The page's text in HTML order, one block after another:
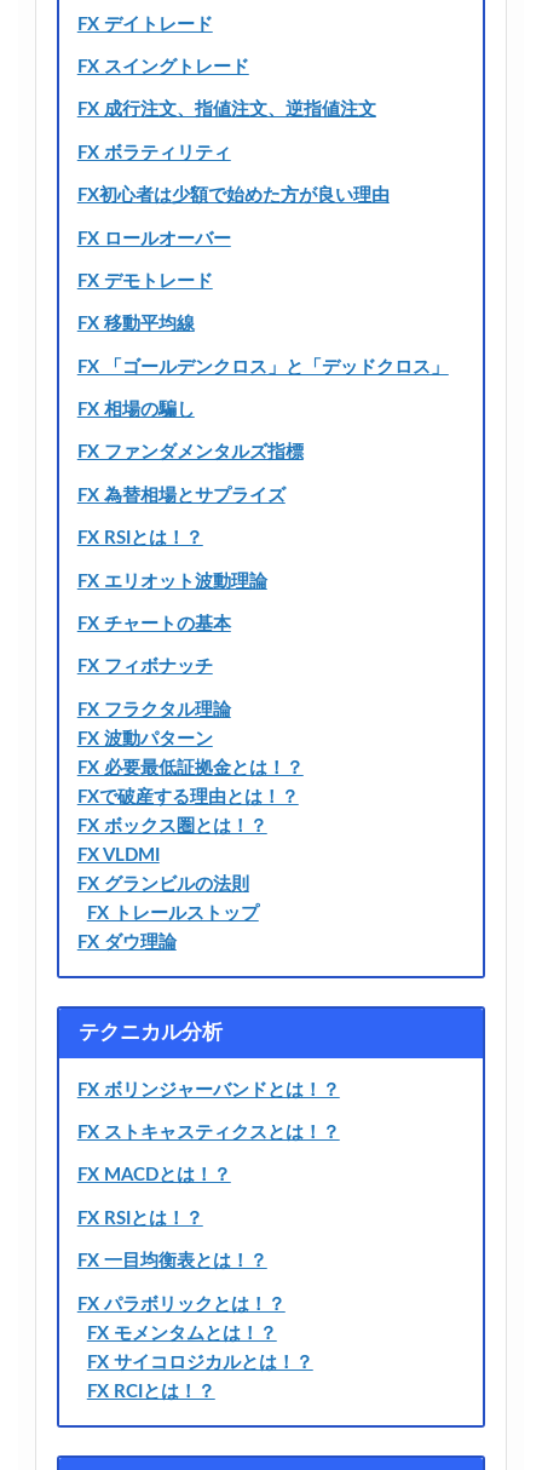
FX デイトレード
FX スイングトレード
FX 成行注文、指値注文、逆指値注文
FX ボラティリティ
FX初心者は少額で始めた方が良い理由
FX ロールオーバー
FX デモトレード
FX 移動平均線
FX 「ゴールデンクロス」と「デッドクロス」
FX 相場の騙し
FX ファンダメンタルズ指標
FX 為替相場とサプライズ
FX RSIとは！？
FX エリオット波動理論
FX チャートの基本
FX フィボナッチ
FX フラクタル理論
FX 波動パターン
FX 必要最低証拠金とは！？
FXで破産する理由とは！？
FX ボックス圏とは！？
FX VLDMI
FX グランビルの法則
FX トレールストップ
FX ダウ理論
テクニカル分析
FX ボリンジャーバンドとは！？
FX ストキャスティクスとは！？
FX MACDとは！？
FX RSIとは！？
FX 一目均衡表とは！？
FX パラボリックとは！？
FX モメンタムとは！？
FX サイコロジカルとは！？
FX RCIとは！？